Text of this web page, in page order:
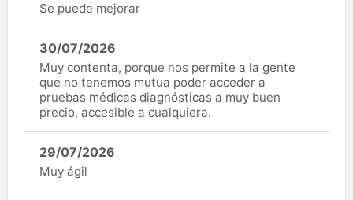
Se puede mejorar
30/07/2026
Muy contenta, porque nos permite a la gente
que no tenemos mutua poder acceder a
pruebas médicas diagnósticas a muy buen
precio, accesible a cualquiera.
29/07/2026
Muy ágil